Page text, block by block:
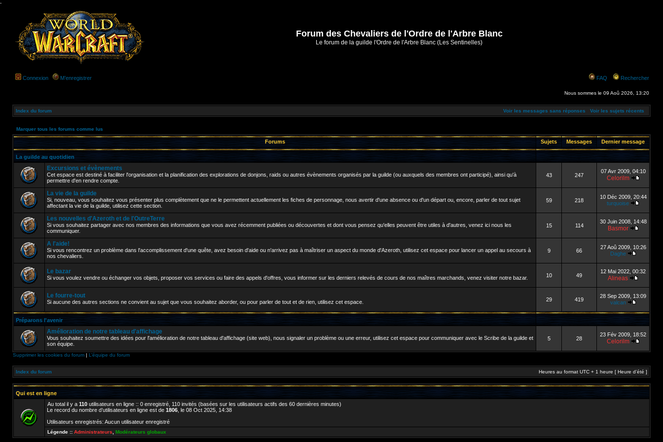
-
Forum des Chevaliers de l'Ordre de l'Arbre Blanc
Le forum de la guilde l'Ordre de l'Arbre Blanc (Les Sentinelles)
Connexion M’enregistrer FAQ Rechercher
Nous sommes le 09 Aoû 2026, 13:20
Index du forum Voir les messages sans réponses Voir les sujets récents
Marquer tous les forums comme lus
Forums Sujets Messages Dernier message
La guilde au quotidien
Excursions et évènements
Cet espace est destiné à faciliter l'organisation et la planification des explorations de donjons, raids ou autres évènements organisés par la guilde (ou auxquels des membres ont participé), ainsi qu'à
permettre d'en rendre compte.
43 247
07 Avr 2009, 04:10
Celorilm
La vie de la guilde
Si, nouveau, vous souhaitez vous présenter plus complètement que ne le permettent actuellement les fiches de personnage, nous avertir d'une absence ou d'un départ ou, encore, parler de tout sujet
affectant la vie de la guilde, utilisez cette section.
59 218
10 Déc 2009, 20:44
turquoise
Les nouvelles d'Azeroth et de l'OutreTerre
Si vous souhaitez partager avec nos membres des informations que vous avez récemment publiées ou découvertes et dont vous pensez qu'elles peuvent être utiles à d'autres, venez ici nous les
communiquer.
15 114
30 Juin 2008, 14:48
Basmor
A l'aide!
Si vous rencontrez un problème dans l'accomplissement d'une quête, avez besoin d'aide ou n'arrivez pas à maîtriser un aspect du monde d'Azeroth, utilisez cet espace pour lancer un appel au secours à
nos chevaliers.
9 66
27 Aoû 2009, 10:26
Daghe
Le bazar
Si vous voulez vendre ou échanger vos objets, proposer vos services ou faire des appels d'offres, vous informer sur les derniers relevés de cours de nos maîtres marchands, venez visiter notre bazar. 10 49
12 Mai 2022, 00:32
Alineas
Le fourre-tout
Si aucune des autres sections ne convient au sujet que vous souhaitez aborder, ou pour parler de tout et de rien, utilisez cet espace. 29 419
28 Sep 2009, 13:09
valcan
Préparons l'avenir
Amélioration de notre tableau d'affichage
Vous souhaitez soumettre des idées pour l'amélioration de notre tableau d'affichage (site web), nous signaler un problème ou une erreur, utilisez cet espace pour communiquer avec le Scribe de la guilde et
son équipe.
5 28
23 Fév 2009, 18:52
Celorilm
Supprimer les cookies du forum | L’équipe du forum
Index du forum Heures au format UTC + 1 heure [ Heure d’été ]
Qui est en ligne
Au total il y a 110 utilisateurs en ligne :: 0 enregistré, 110 invités (basées sur les utilisateurs actifs des 60 dernières minutes)
Le record du nombre d’utilisateurs en ligne est de 1806 , le 08 Oct 2025, 14:38
Utilisateurs enregistrés: Aucun utilisateur enregistré
Légende :: Administrateurs Modérateurs globaux